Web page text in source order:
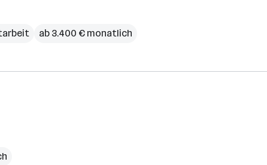
ab 3.400 € monatlich